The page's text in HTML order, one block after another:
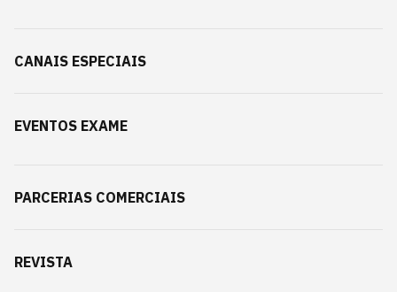
CANAIS ESPECIAIS
EVENTOS EXAME
PARCERIAS COMERCIAIS
REVISTA